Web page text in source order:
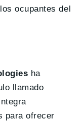
ocupantes del
ha
llamado
para ofrecer